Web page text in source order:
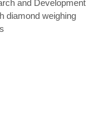
and Development
diamond weighing